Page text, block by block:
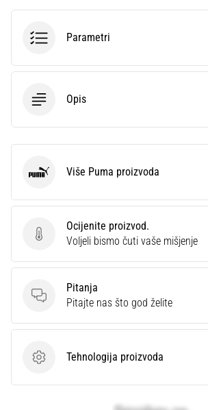
Parametri
Opis
Ocijenite proizvod.
Ocijenite proizvod.
Voljeli bismo čuti vaše mišjenje
Pitanja
Pitanja
Pitajte nas što god želite
Tehnologija proizvoda
Tehnologija proizvoda
Puma Više Puma proizvoda